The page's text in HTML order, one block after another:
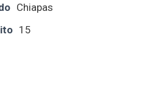
Chiapas
15